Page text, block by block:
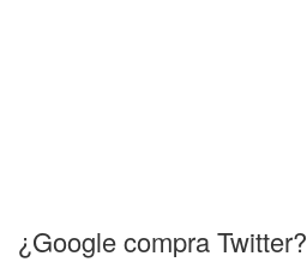
¿Google compra Twitter?